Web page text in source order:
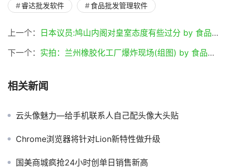
睿达批发软件 食品批发管理软件
上一个： 日本议员:鸠山内阁对皇室态度有些过分 by 食品批发软件
下一个： 实拍：兰州橡胶化工厂爆炸现场(组图) by 食品批发软件
相关新闻
云头像魅力―给手机联系人自己配头像大头贴
Chrome浏览器将针对Lion新特性做升级
国美商城疯抢24小时创单日销售新高